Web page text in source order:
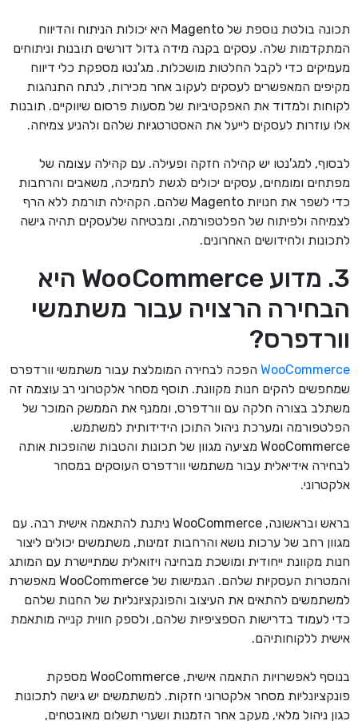
תכונה בולטת נוספת של Magento היא יכולות הניתוח והדיווח
המתקדמות שלה. עסקים בקנה מידה גדול דורשים תובנות וניתוחים
מעמיקים כדי לקבל החלטות מושכלות. מג'נטו מספקת כלי דיווח
מקיפים המאפשרים לעסקים לעקוב אחר מכירות, לנתח התנהגות
לקוחות ולמדוד את האפקטיביות של מסעות פרסום שיווקיים. תובנות
אלו עוזרות לעסקים לייעל את האסטרטגיות שלהם ולהניע צמיחה.
לבסוף, למג'נטו יש קהילה חזקה ופעילה. עם קהילה עצומה של
מפתחים ומומחים, עסקים יכולים לגשת לתמיכה, משאבים והרחבות
כדי לשפר את חנויות Magento שלהם. הקהילה תורמת ללא הרף
לצמיחה ולפיתוח של הפלטפורמה, ומבטיחה שלעסקים תהיה גישה
לתכונות ולחידושים האחרונים.
3. מדוע WooCommerce היא
הבחירה הרצויה עבור משתמשי
וורדפרס?
WooCommerce הפכה לבחירה המומלצת עבור משתמשי וורדפרס
שמחפשים להקים חנות מקוונת. תוסף מסחר אלקטרוני רב עוצמה זה
משתלב בצורה חלקה עם וורדפרס, וממנף את הממשק המוכר של
הפלטפורמה ומערכת ניהול התוכן הידידותית למשתמש.
WooCommerce מציעה מגוון של תכונות והטבות שהופכות אותה
לבחירה אידיאלית עבור משתמשי וורדפרס העוסקים במסחר
אלקטרוני.
בראש ובראשונה, WooCommerce ניתנת להתאמה אישית רבה. עם
מגוון רחב של ערכות נושא והרחבות זמינות, משתמשים יכולים ליצור
חנות מקוונת ייחודית ומושכת מבחינה ויזואלית שמתיישרת עם המותג
והמטרות העסקיות שלהם. הגמישות של WooCommerce מאפשרת
למשתמשים להתאים את העיצוב והפונקציונליות של החנות שלהם
כדי לעמוד בדרישות הספציפיות שלהם, ולספק חווית קנייה מותאמת
אישית ללקוחותיהם.
בנוסף לאפשרויות התאמה אישית, WooCommerce מספקת
פונקציונליות מסחר אלקטרוני חזקות. למשתמשים יש גישה לתכונות
כגון ניהול מלאי, מעקב אחר הזמנות ושערי תשלום מאובטחים,